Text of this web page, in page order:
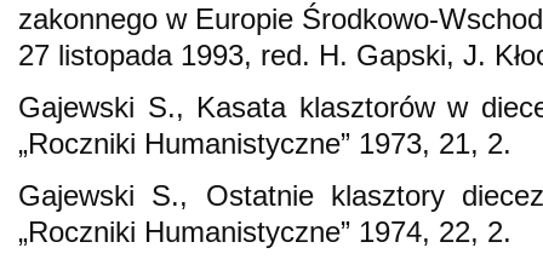
zakonnego w Europie Środkowo-
27 listopada 1993, red. H. Gapski, J.
Gajewski S., Kasata klasztorów w
„Roczniki Humanistyczne” 1973, 21, 2.
Gajewski S., Ostatnie klasztory
„Roczniki Humanistyczne” 1974, 22, 2.